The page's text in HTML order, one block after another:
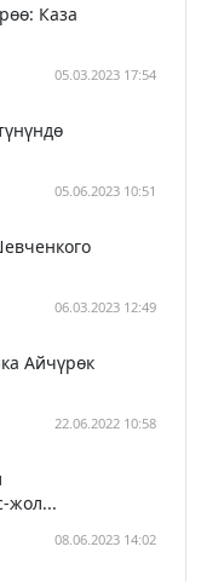
Каза
05.03.2023 17:54
05.06.2023 10:51
06.03.2023 12:49
Айчүрөк
22.06.2022 10:58
жол...
08.06.2023 14:02